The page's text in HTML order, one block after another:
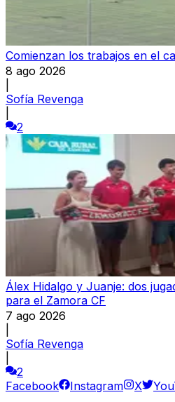
Comienzan los trabajos en el
8 ago 2026
Sofía Revenga
2
Álex Hidalgo y Juanje: dos
para el Zamora CF
7 ago 2026
Sofía Revenga
2
Facebook
Instagram X